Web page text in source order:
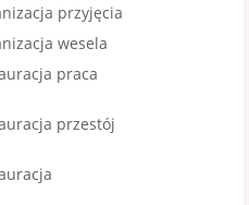
przyjęcia
wesela
praca
przestój